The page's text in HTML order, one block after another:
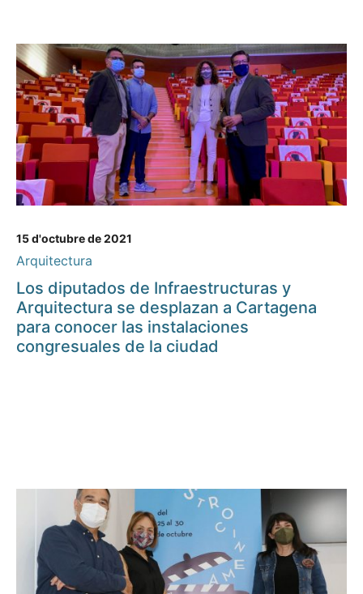
15 d'octubre de 2021
Arquitectura
Los diputados de Infraestructuras y
Arquitectura se desplazan a Cartagena
para conocer las instalaciones
congresuales de la ciudad